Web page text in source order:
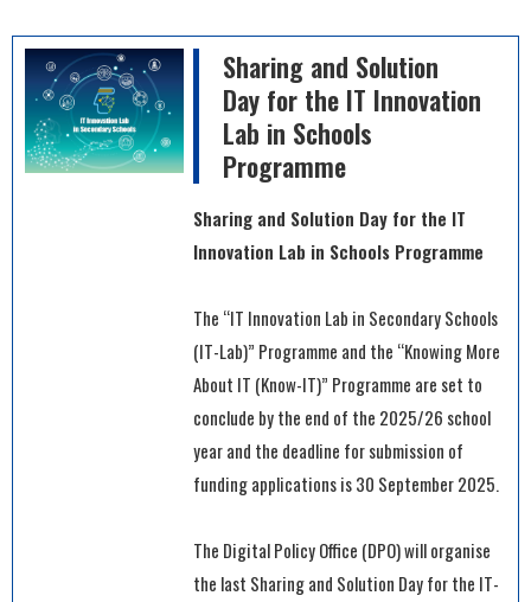
Sharing and Solution
Day for the IT Innovation
Lab in Schools
Programme
Sharing and Solution Day for the IT
Innovation Lab in Schools Programme
The “IT Innovation Lab in Secondary Schools
(IT-Lab)” Programme and the “Knowing More
About IT (Know-IT)” Programme are set to
conclude by the end of the 2025/26 school
year and the deadline for submission of
funding applications is 30 September 2025.
The Digital Policy Office (DPO) will organise
the last Sharing and Solution Day for the IT-